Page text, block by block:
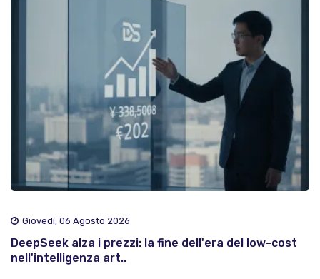
Giovedì, 06 Agosto 2026
DeepSeek alza i prezzi: la fine dell'era del low-cost
nell'intelligenza art..